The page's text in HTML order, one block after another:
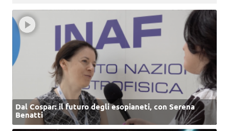
Dal Cospar: il futuro degli esopianeti, con Serena
Benatti